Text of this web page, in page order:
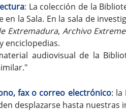
: La colección de la
la Sala. En la sala de
Extremadura, Archivo
enciclopedias.
audiovisual de la
fax o correo electrónico: la
desplazarse hasta nuestras